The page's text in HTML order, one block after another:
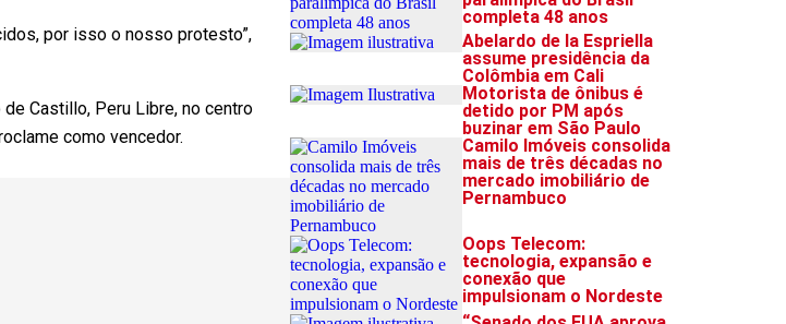
por isso o nosso protesto”,
Castillo, Peru Libre, no centro
como vencedor.